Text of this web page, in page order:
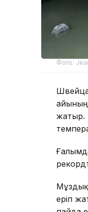
Фото:
айының
жатыр.
еріп